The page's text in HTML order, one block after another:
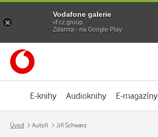
E-knihy Audioknihy E-magazíny
Úvod Autoři Jiří Schwarz
Vodafone galerie
vf.cz.group
Zdarma - na Google Play